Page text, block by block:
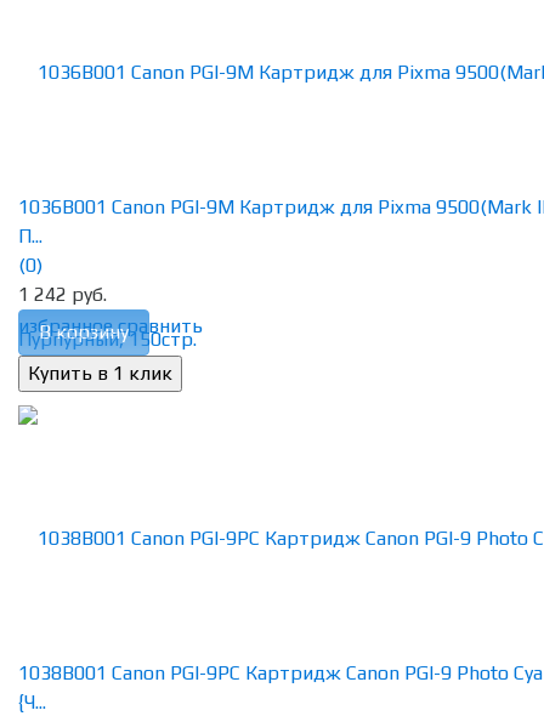
избранное сравнить
1036B001 Canon PGI-9M Картридж для Pixma 9500(Mark
П...
(0)
1 242 руб.
В корзину
1038B001 Canon PGI-9PC Картридж Canon PGI-9 Photo
{Ч...